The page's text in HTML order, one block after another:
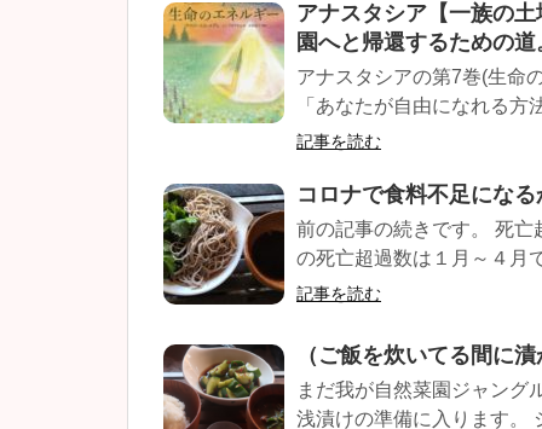
アナスタシア【一族の
園へと帰還するための
アナスタシアの第7巻(生命
「あなたが自由になれる
記事を読む
コロナで食料不足にな
前の記事の続きです。 死
の死亡超過数は１月～４月
記事を読む
（ご飯を炊いてる間に
まだ我が自然菜園ジャング
浅漬けの準備に入ります。